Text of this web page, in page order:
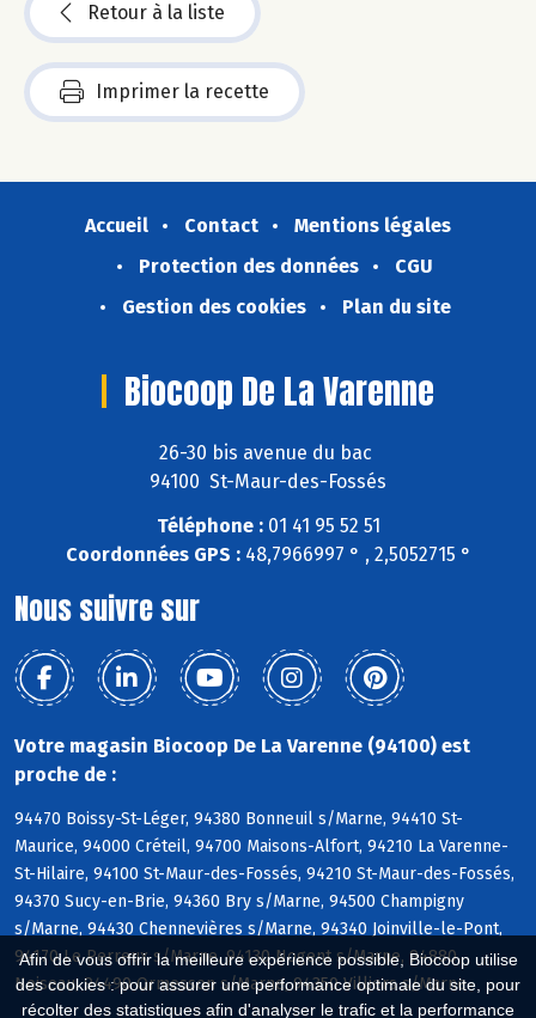
Afin de vous offrir la meilleure expérience possible, Biocoop utilise
des cookies : pour assurer une performance optimale du site, pour
récolter des statistiques afin d'analyser le trafic et la performance
Retour à la liste
Imprimer la recette
Accueil Contact
Mentions légales
Protection des données
CGU
Gestion des cookies
Plan du site
Biocoop De La Varenne
26-30 bis avenue du bac
94100 St-Maur-des-Fossés
Téléphone :01 41 95 52 51
Coordonnées GPS :48,7966997 ° , 2,5052715 °
Nous suivre sur
Votre magasin Biocoop De La Varenne (94100) est
proche de :
94470 Boissy-St-Léger, 94380 Bonneuil s/Marne, 94410 St-
Maurice, 94000 Créteil, 94700 Maisons-Alfort, 94210 La Varenne-
St-Hilaire, 94100 St-Maur-des-Fossés, 94210 St-Maur-des-Fossés,
94370 Sucy-en-Brie, 94360 Bry s/Marne, 94500 Champigny
s/Marne, 94430 Chennevières s/Marne, 94340 Joinville-le-Pont,
94170 Le Perreux s/Marne, 94130 Nogent s/Marne, 94880
Noiseau, 94490 Ormesson s/Marne, 94350 Villiers s/Marne